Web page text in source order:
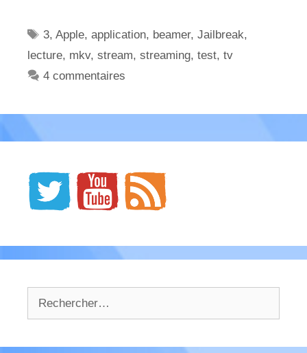
Étiquettes
3,Apple,application, beamer,Jailbreak,
lecture, mkv, stream, streaming, test, tv
4 commentaires